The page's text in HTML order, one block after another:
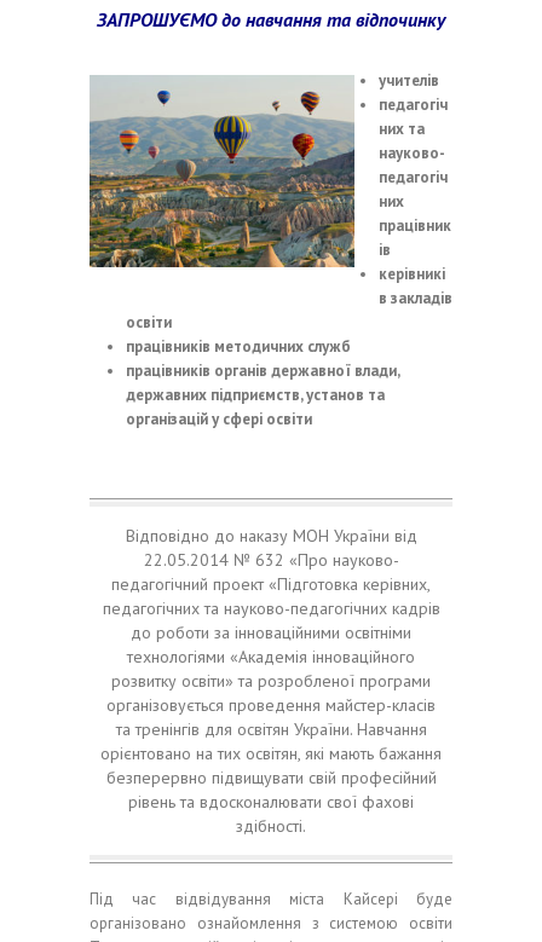
ЗАПРОШУЄМОдо навчання та відпочинку
учителів
педагогіч
них та
науково-
педагогіч
них
працівник
ів
керівникі
в закладів
освіти
працівників методичних служб
працівників органів державної влади,
державних підприємств, установ та
організацій у сфері освіти
Відповідно до наказу МОН України від
22.05.2014 № 632 «Про науково-
педагогічний проект «Підготовка керівних,
педагогічних та науково-педагогічних кадрів
до роботи за інноваційними освітніми
технологіями «Академія інноваційного
розвитку освіти» та розробленої програми
організовується проведення майстер-класів
та тренінгів для освітян України. Навчання
орієнтовано на тих освітян, які мають бажання
безперервно підвищувати свій професійний
рівень та вдосконалювати свої фахові
здібності.
Під час відвідування міста Кайсері буде
організовано ознайомлення з системою освіти